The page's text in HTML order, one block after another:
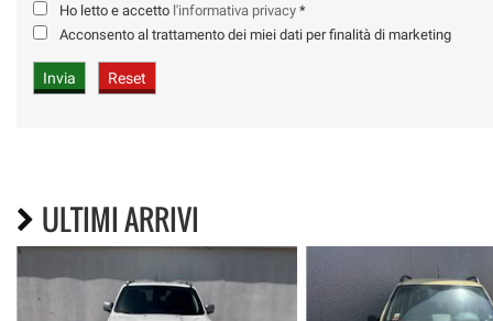
Ho letto e accetto l'informativa privacy *
Acconsento al trattamento dei miei dati per finalità di marketing
ULTIMI ARRIVI